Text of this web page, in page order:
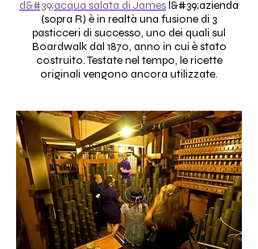
d&#39;acqua salata di Jamesl&#39;azienda
(sopra R) è in realtà una fusione di 3
pasticceri di successo, uno dei quali sul
Boardwalk dal 1870, anno in cui è stato
costruito. Testate nel tempo, le ricette
originali vengono ancora utilizzate.